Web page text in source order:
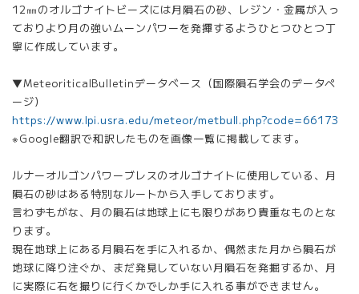
12㎜のオルゴナイトビーズには月隕石の砂、レジン・金属が入っ
ておりより月の強いムーンパワーを発揮するようひとつひとつ丁
寧に作成しています。
▼MeteoriticalBulletinデータベース（国際隕石学会のデータペ
ージ）
https://www.lpi.usra.edu/meteor/metbull.php?code=66173
※Google翻訳で和訳したものを画像一覧に掲載してます。
ルナーオルゴンパワーブレスのオルゴナイトに使用している、月
隕石の砂はある特別なルートから入手しております。
言わずもがな、月の隕石は地球上にも限りがあり貴重なものとな
ります。
現在地球上にある月隕石を手に入れるか、偶然また月から隕石が
地球に降り注ぐか、まだ発見していない月隕石を発掘するか、月
に実際に石を撮りに行くかでしか手に入れる事ができません。